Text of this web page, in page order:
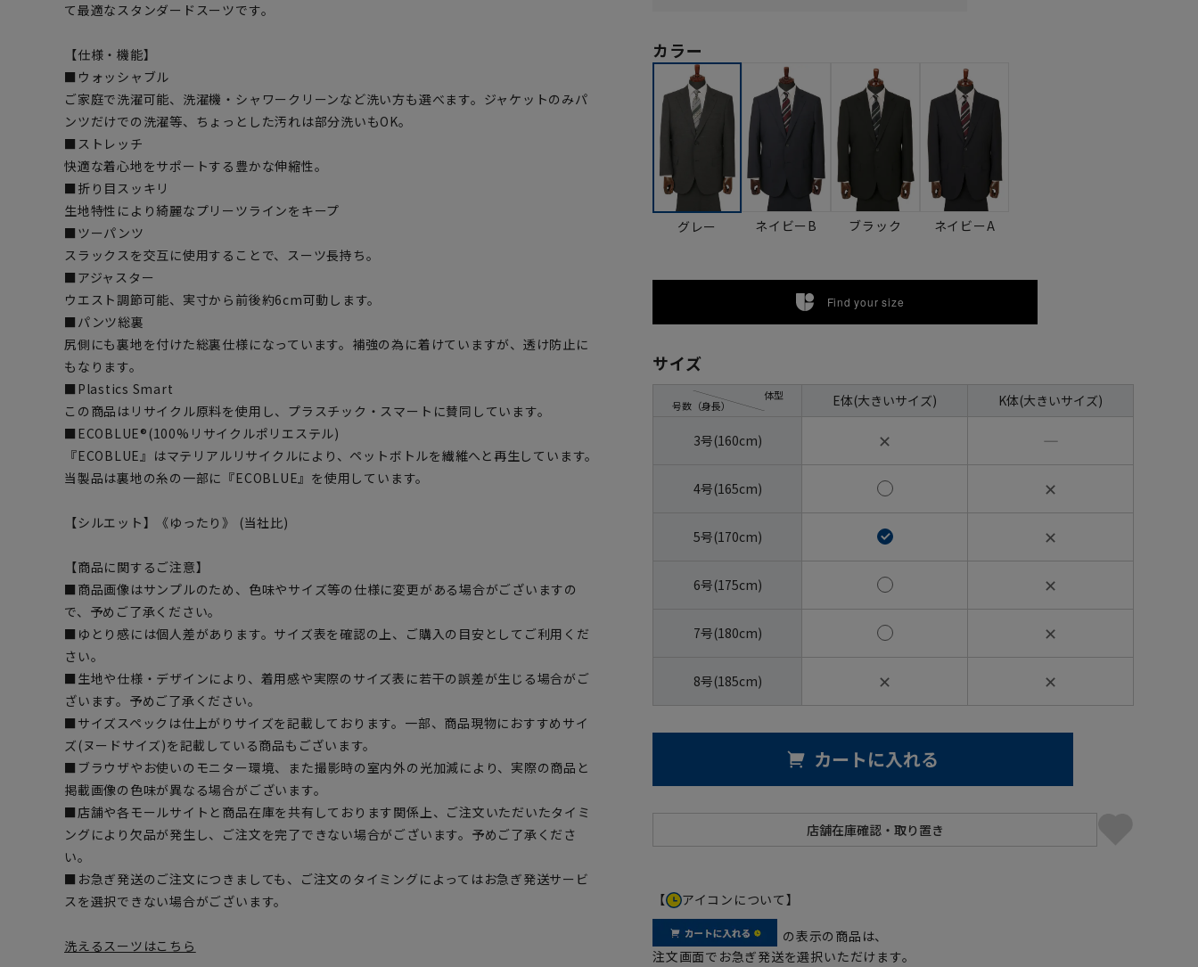
て最適なスタンダードスーツです。
【仕様・機能】
■ウォッシャブル
ご家庭で洗濯可能、洗濯機・シャワークリーンなど洗い方も選べます。ジャケットのみパ
ンツだけでの洗濯等、ちょっとした汚れは部分洗いもOK。
■ストレッチ
快適な着心地をサポートする豊かな伸縮性。
■折り目スッキリ
生地特性により綺麗なプリーツラインをキープ
■ツーパンツ
スラックスを交互に使用することで、スーツ長持ち。
■アジャスター
ウエスト調節可能、実寸から前後約6cm可動します。
■パンツ総裏
尻側にも裏地を付けた総裏仕様になっています。補強の為に着けていますが、透け防止に
もなります。
■Plastics Smart
この商品はリサイクル原料を使用し、プラスチック・スマートに賛同しています。
■ECOBLUE®(100%リサイクルポリエステル)
『ECOBLUE』はマテリアルリサイクルにより、ペットボトルを繊維へと再生しています。
当製品は裏地の糸の一部に『ECOBLUE』を使用しています。
【シルエット】《ゆったり》 (当社比)
【商品に関するご注意】
■商品画像はサンプルのため、色味やサイズ等の仕様に変更がある場合がございますの
で、予めご了承ください。
■ゆとり感には個人差があります。サイズ表を確認の上、ご購入の目安としてご利用くだ
さい。
■生地や仕様・デザインにより、着用感や実際のサイズ表に若干の誤差が生じる場合がご
ざいます。予めご了承ください。
■サイズスペックは仕上がりサイズを記載しております。一部、商品現物におすすめサイ
ズ(ヌードサイズ)を記載している商品もございます。
■ブラウザやお使いのモニター環境、また撮影時の室内外の光加減により、実際の商品と
掲載画像の色味が異なる場合がございます。
■店舗や各モールサイトと商品在庫を共有しております関係上、ご注文いただいたタイミ
ングにより欠品が発生し、ご注文を完了できない場合がございます。予めご了承くださ
い。
■お急ぎ発送のご注文につきましても、ご注文のタイミングによってはお急ぎ発送サービ
スを選択できない場合がございます。
洗えるスーツはこちら
カラー
グレー ネイビーB ブラック ネイビーA
Find your size
サイズ
号数（身長）
体型 E体(大きいサイズ) K体(大きいサイズ)
3号(160cm) ✕ ―
4号(165cm) ✕
5号(170cm) ✕
6号(175cm) ✕
7号(180cm) ✕
8号(185cm) ✕ ✕
カートに入れる
【 アイコンについて】
の表示の商品は、
注文画面でお急ぎ発送を選択いただけます。